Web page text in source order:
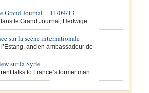
Grand Journal – 11/09/13
le Grand Journal, Hedwige
sur la scène internationale
ancien ambassadeur de
sur la Syrie
talks to France’s former man